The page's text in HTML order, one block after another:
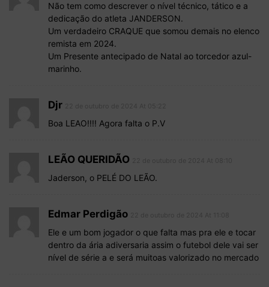
Não tem como descrever o nível técnico, tático e a
dedicação do atleta JANDERSON.
Um verdadeiro CRAQUE que somou demais no elenco
remista em 2024.
Um Presente antecipado de Natal ao torcedor azul-
marinho.
Djr
Boa LEAO!!!! Agora falta o P.V
LEÃO QUERIDÃO
Jaderson, o PELÉ DO LEÃO.
Edmar Perdigão
Ele e um bom jogador o que falta mas pra ele e tocar
dentro da ária adiversaria assim o futebol dele vai ser
nível de série a e será muitoas valorizado no mercado